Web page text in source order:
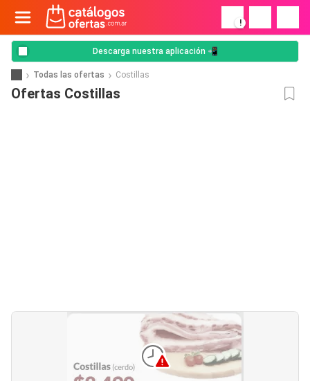
!
Descarga nuestra aplicación 📲
Todas las ofertas Costillas
Ofertas Costillas